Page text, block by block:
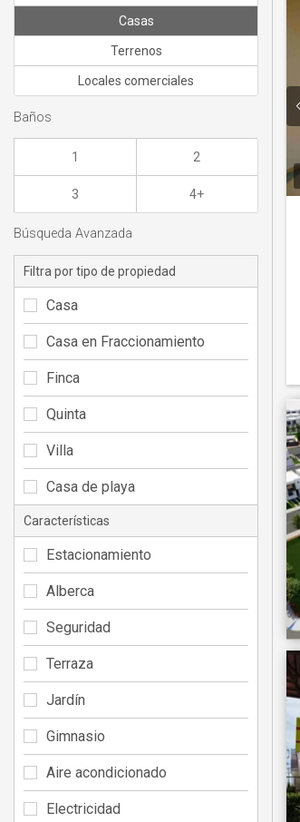
Casas
Terrenos
Locales comerciales
Baños
1 2
3 4+
Búsqueda Avanzada
Filtra por tipo de propiedad
Casa
Casa en Fraccionamiento
Finca
Quinta
Villa
Casa de playa
Características
Estacionamiento
Alberca
Seguridad
Terraza
Jardín
Gimnasio
Aire acondicionado
Electricidad